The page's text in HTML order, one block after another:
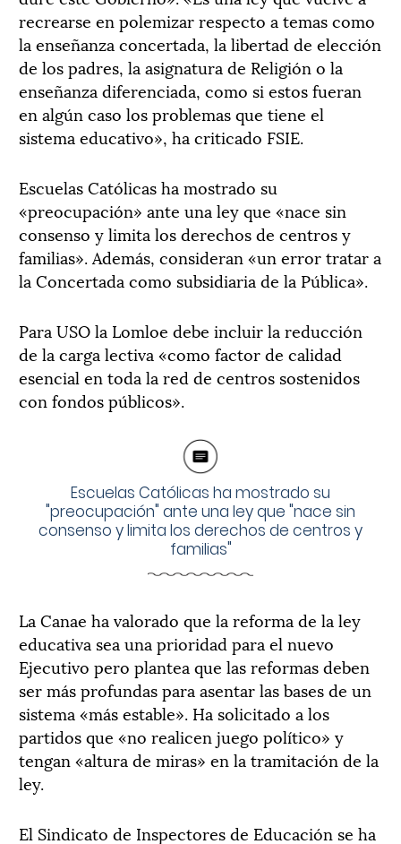
recrearse en polemizar respecto a temas como
la enseñanza concertada, la libertad de elección
de los padres, la asignatura de Religión o la
enseñanza diferenciada, como si estos fueran
en algún caso los problemas que tiene el
sistema educativo», ha criticado FSIE.
Escuelas Católicas ha mostrado su
«preocupación» ante una ley que «nace sin
consenso y limita los derechos de centros y
familias». Además, consideran «un error tratar a
la Concertada como subsidiaria de la Pública».
Para USO la Lomloe debe incluir la reducción
de la carga lectiva «como factor de calidad
esencial en toda la red de centros sostenidos
con fondos públicos».
Escuelas Católicas ha mostrado su
"preocupación" ante una ley que "nace sin
consenso y limita los derechos de centros y
familias"
La Canae ha valorado que la reforma de la ley
educativa sea una prioridad para el nuevo
Ejecutivo pero plantea que las reformas deben
ser más profundas para asentar las bases de un
sistema «más estable». Ha solicitado a los
partidos que «no realicen juego político» y
tengan «altura de miras» en la tramitación de la
ley.
El Sindicato de Inspectores de Educación se ha